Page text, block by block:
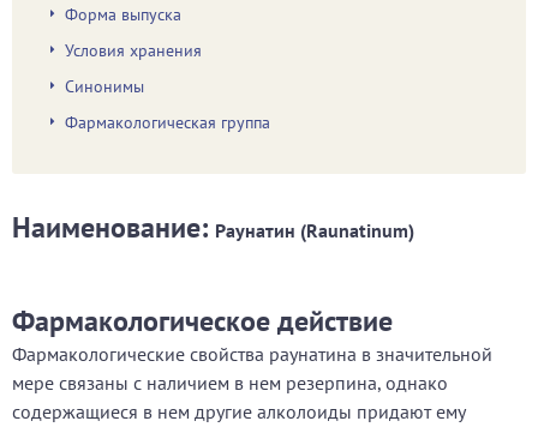
Форма выпуска
Условия хранения
Синонимы
Фармакологическая группа
Наименование: Раунатин (Raunatinum)
Фармакологическое действие
Фармакологические свойства раунатина в значительной
мере связаны с наличием в нем резерпина, однако
содержащиеся в нем другие алколоиды придают ему